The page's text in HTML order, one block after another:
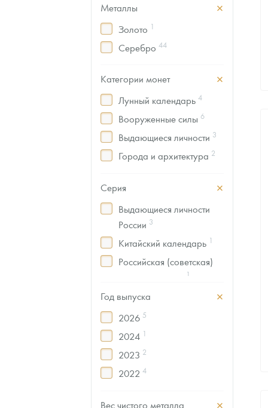
Металлы
Золото 1
Серебро 44
Категории монет
Лунный календарь 4
Вооруженные силы 6
Выдающиеся личности 3
Города и архитектура 2
История
Мифы; легенды;
геральдика
Спорт 16
Серия
Выдающиеся личности
России 3
Китайский календарь 1
Российская (советская)
1
Российский спорт
Год выпуска
2026 5
2024 1
2023 2
2022 4
Вес чистого металла